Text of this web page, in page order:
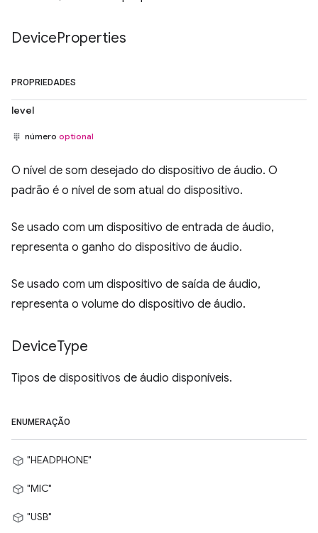
DeviceProperties
PROPRIEDADES
level
número optional
O nível de som desejado do dispositivo de áudio. O
padrão é o nível de som atual do dispositivo.
Se usado com um dispositivo de entrada de áudio,
representa o ganho do dispositivo de áudio.
Se usado com um dispositivo de saída de áudio,
representa o volume do dispositivo de áudio.
DeviceType
Tipos de dispositivos de áudio disponíveis.
ENUMERAÇÃO
"HEADPHONE"
"MIC"
"USB"